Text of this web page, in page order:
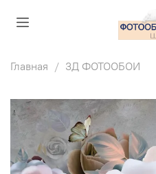
Главная 3Д ФОТООБОИ